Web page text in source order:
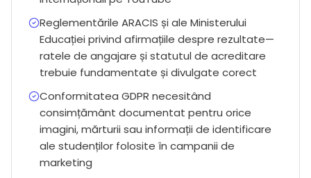
Reglementările ARACIS și ale Ministerului
Educației privind afirmațiile despre rezultate—
ratele de angajare și statutul de acreditare
trebuie fundamentate și divulgate corect
Conformitatea GDPR necesitând
consimțământ documentat pentru orice
imagini, mărturii sau informații de identificare
ale studenților folosite în campanii de
marketing